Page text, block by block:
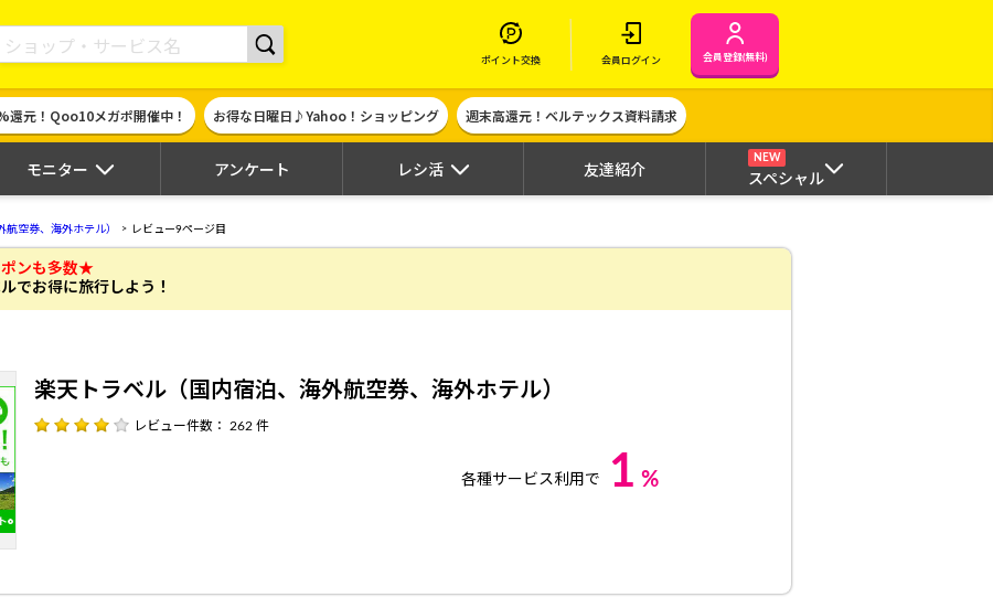
現金やギフト券に交換できるポイントサイト | ハピタス
ポイント交換 会員ログイン 会員登録(無料)
還元！Qoo10メガポ開催中！ お得な日曜日♪Yahoo！ショッピング 週末高還元！ベルテックス資料請求
モニター アンケート レシ活 友達紹介
NEW
スペシャル
空券、海外ホテル） レビュー9ページ目
ポンも多数★
でお得に旅行しよう！
楽天トラベル（国内宿泊、海外航空券、海外ホテル）
レビュー件数： 262 件
各種サービス利用で 1 %